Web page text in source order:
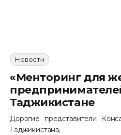
Новости
«Менторинг для
Таджикистане
Дорогие представители
Таджикистана,